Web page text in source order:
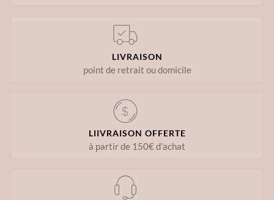
LIVRAISON
point de retrait ou domicile
LIIVRAISON OFFERTE
à partir de 150€ d’achat